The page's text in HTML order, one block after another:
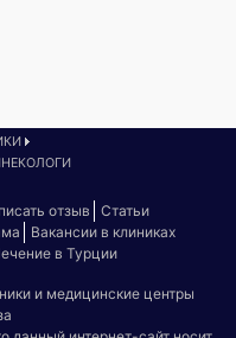
отзыв
Статьи
Вакансии в клиниках
в Турции
и медицинские центры